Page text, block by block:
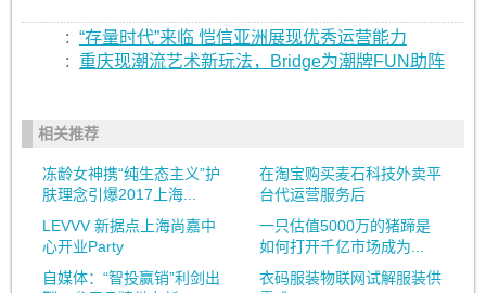
: “存量时代”来临 恺信亚洲展现优秀运营能力
:
重庆现潮流艺术新玩法，Bridge为潮牌FUN助阵
相关推荐
冻龄女神携“纯生态主义”护
肤理念引爆2017上海...
在淘宝购买麦石科技外卖平
台代运营服务后
LEVVV 新据点上海尚嘉中
心开业Party
一只估值5000万的猪蹄是
如何打开千亿市场成为...
自媒体：“智投赢销”利剑出
衣码服装物联网试解服装供